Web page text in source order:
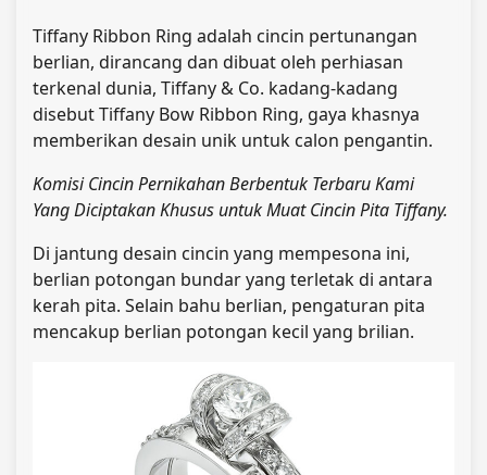
Tiffany Ribbon Ring adalah cincin pertunangan
berlian, dirancang dan dibuat oleh perhiasan
terkenal dunia, Tiffany & Co. kadang-kadang
disebut Tiffany Bow Ribbon Ring, gaya khasnya
memberikan desain unik untuk calon pengantin.
Komisi Cincin Pernikahan Berbentuk Terbaru Kami
Yang Diciptakan Khusus untuk Muat Cincin Pita Tiffany.
Di jantung desain cincin yang mempesona ini,
berlian potongan bundar yang terletak di antara
kerah pita. Selain bahu berlian, pengaturan pita
mencakup berlian potongan kecil yang brilian.